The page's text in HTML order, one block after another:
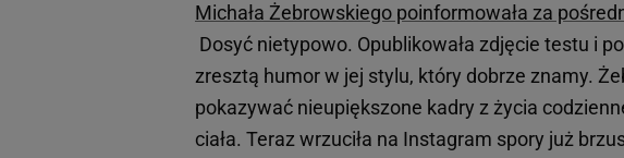
Michała Żebrowskiego poinformowała za
Dosyć nietypowo. Opublikowała zdjęcie testu i
zresztą humor w jej stylu, który dobrze znamy.
pokazywać nieupiększone kadry z życia
ciała. Teraz wrzuciła na Instagram spory już